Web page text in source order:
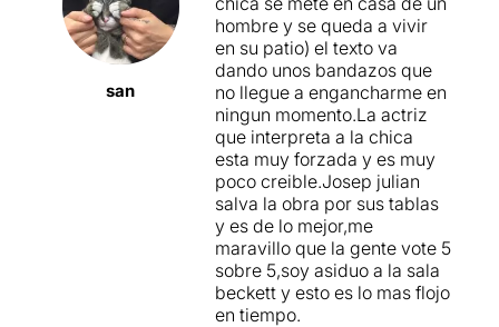
posar en context a
l'espectador i recrear una
atmosfera íntima a la
perfecció. Juntament amb
silencis reals i treballats
entre rèpliques, allunya
l'espectador de la ficció i el
posiciona enoff-sideentre
la vida real i la d'aquells dos
personatges. Així doncs, una
aposta per reflexionar sobre
el límit de la sobreprotecció,
la violència de gènere i els
animals de companyia.
san
hombre y se queda a vivir
en su patio) el texto va
dando unos bandazos que
no llegue a engancharme en
ningun momento.La actriz
que interpreta a la chica
esta muy forzada y es muy
poco creible.Josep julian
salva la obra por sus tablas
y es de lo mejor,me
maravillo que la gente vote 5
sobre 5,soy asiduo a la sala
beckett y esto es lo mas flojo
en tiempo.